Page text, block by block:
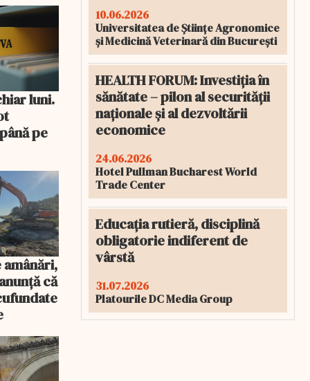
luni.
pe
amânări,
că
10.06.2026
Universitatea de Științe Agronomice
și Medicină Veterinară din București
HEALTH FORUM: Investiția în
sănătate – pilon al securității
naționale și al dezvoltării
economice
24.06.2026
Hotel Pullman Bucharest World
Trade Center
Educația rutieră, disciplină
obligatorie indiferent de
vârstă
31.07.2026
Platourile DC Media Group